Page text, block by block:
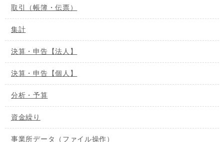
取引（帳簿・伝票）
集計
決算・申告【法人】
決算・申告【個人】
分析・予算
資金繰り
事業所データ（ファイル操作）